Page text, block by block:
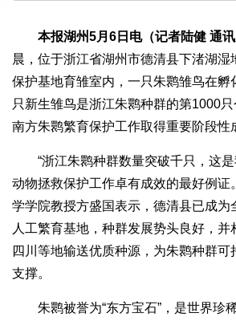
本报湖州5月6日电（记者陆健 通讯
晨，位于浙江省湖州市德清县下渚湖湿
保护基地育雏室内，一只朱鹮雏鸟在孵
只新生雏鸟是浙江朱鹮种群的第1000
南方朱鹮繁育保护工作取得重要阶段性
“浙江朱鹮种群数量突破千只，这是
动物拯救保护工作卓有成效的最好例证
学学院教授方盛国表示，德清县已成为
人工繁育基地，种群发展势头良好，并
四川等地输送优质种源，为朱鹮种群可
支撑。
朱鹮被誉为“东方宝石”，是世界珍